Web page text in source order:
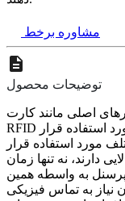
مشاوره برخط
توضیحات محصول
اصلی مانند کارت
RFID وجود دارند که در راستای افزایش امنیت مورد استفاده قرار
مورد استفاده قرار
دارند، نه تنها زمان
پرسنل به واسطه همین
نیاز به تماس فیزیکی